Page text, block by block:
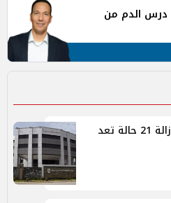
درس الدم من
رفع 376 حالة إشغال وإزالة 21 حالة تعد